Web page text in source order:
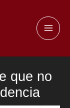
que no